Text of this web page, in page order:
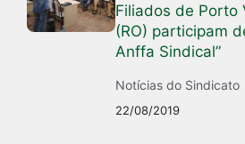
Filiados de Porto
(RO) participam
Anffa Sindical”
Notícias do Sindicato
22/08/2019